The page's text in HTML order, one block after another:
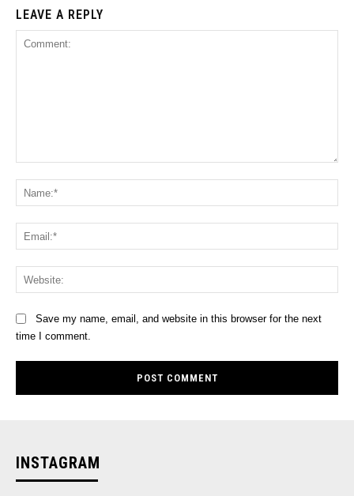
LEAVE A REPLY
Save my name, email, and website in this browser for the next
time I comment.
INSTAGRAM